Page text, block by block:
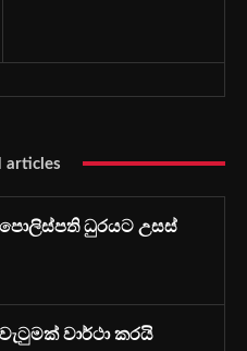
articles
ධුරයට උසස්
වාර්ථා කරයි